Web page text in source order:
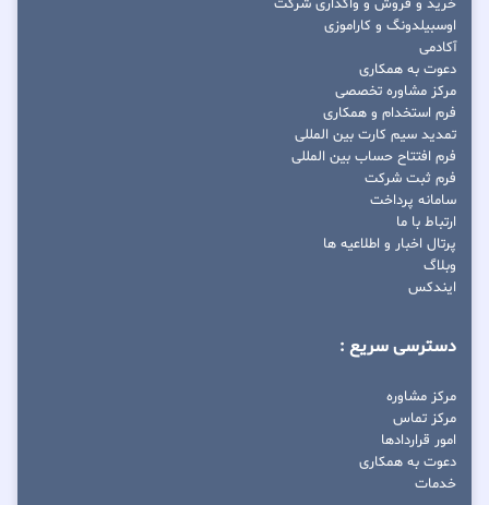
خرید و فروش و واگذاری شرکت
اوسبیلدونگ و کاراموزی
آکادمی
دعوت به همکاری
مرکز مشاوره تخصصی
فرم استخدام و همکاری
تمدید سیم کارت بین المللی
فرم افتتاح حساب بین المللی
فرم ثبت شرکت
سامانه پرداخت
ارتباط با ما
پرتال اخبار و اطلاعیه ها
وبلاگ
ایندکس
دسترسی سریع :
مرکز مشاوره
مرکز تماس
امور قراردادها
دعوت به همکاری
خدمات